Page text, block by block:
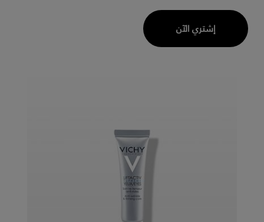
إشتري الآن